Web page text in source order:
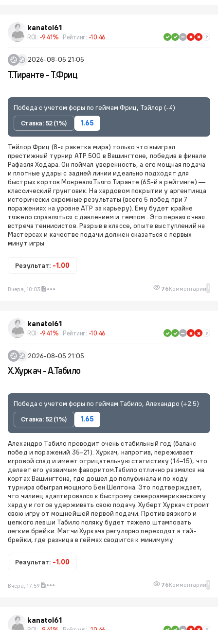
kanatol61
ROI: -9.41% Рейтинг: -10.46
2026-08-05 21:05
Т.Тиранте - Т.Фриц
Победа с учетом форы по геймам Фриц, Тэйлор (-4)
Ставка: 52 (1%)
1.65
Тейлор Фриц (8-я ракетка мира) только что выиграл
престижный турнир ATP 500 в Вашингтоне, победив в финале
Рафаэля Ходара. Он поймал уверенность, а его мощная подача
и плотные удары с задней линии идеально подходят для
быстрых кортов Монреаля.Тьяго Тиранте (65-й в рейтинге) —
классический грунтовик. На хардовом покрытии у аргентинца
исторически скромные результаты (всего 5 побед при 7
поражениях на уровне ATP за карьеру). Ему будет крайне
тяжело справляться с давлением и темпом . Это первая очная
встреча теннисистов. Разрыв в классе, опыте выступлений на
Мастерсах и качестве подачи должен сказаться с первых
минут игры
Результат: -1.00
Вчера, 18:03 76Комментарии 1
kanatol61
ROI: -9.41% Рейтинг: -10.46
2026-08-05 21:05
Х.Хуркач - А.Табило
Победа с учетом форы по геймам Табило, Алехандро (+2.5)
Ставка: 52 (1%)
1.65
Алехандро Табило проводит очень стабильный год (баланс
побед и поражений 35–21). Хуркач, напротив, переживает
игровой спад и имеет отрицательную статистику (14–15), что
делает его уязвимым фаворитом.Табило отлично размялся на
кортах Вашингтона, где дошел до полуфинала и по ходу
турнира обыграл мощного Бен Шелтона. Это подтверждает,
что чилиец адаптировался к быстрому североамериканскому
харду и готов удерживать свою подачу. Хуберт Хуркач строит
свою игру от мощнейшей первой подачи. Против вязкого и
цепкого левши Табило поляку будет тяжело штамповать
легкие брейки. Матчи Хуркача регулярно переходят в тай-
брейки, где разница в геймах сводится к минимуму
Результат: -1.00
Вчера, 17:59 76Комментарии 1
kanatol61